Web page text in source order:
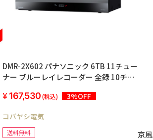
DMR-2X602 パナソニック 6TB 11チュー
ナー ブルーレイレコーダー 全録 10チャ
全自動DIGA
167,530(税込) 3%OFF
コバヤシ電気
送料無料 京風